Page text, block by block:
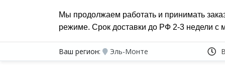
Мы продолжаем работать и принимать
режиме. Срок доставки до РФ 2-3 недели с
Ваш регион: Эль-Монте